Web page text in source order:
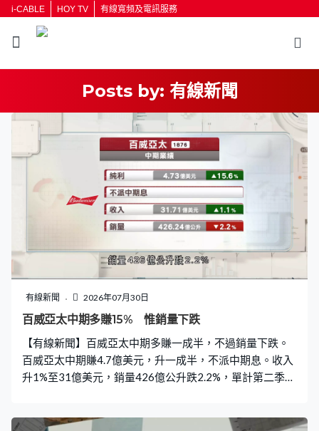
i-CABLE HOY TV 有線寬頻及電訊服務
Posts by: 有線新聞
有線新聞 2026年07月30日
百威亞太中期多賺15% 惟銷量下跌
【有線新聞】百威亞太中期多賺一成半，不過銷量下跌。
百威亞太中期賺4.7億美元，升一成半，不派中期息。收入
升1%至31億美元，銷量426億公升跌2.2%，單計第二季銷